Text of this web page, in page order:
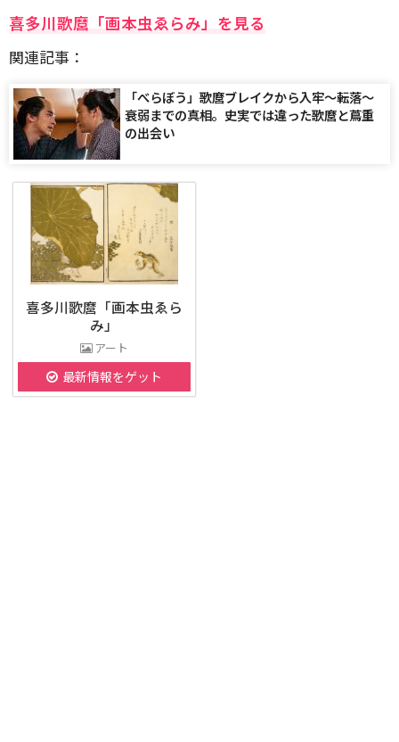
喜多川歌麿「画本虫ゑらみ」を見る
関連記事：
「べらぼう」歌麿ブレイクから入牢〜転落〜
衰弱までの真相。史実では違った歌麿と蔦重
の出会い
喜多川歌麿「画本虫ゑら
み」
アート
最新情報をゲット